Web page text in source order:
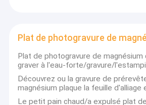
Plat de photogravure de
Plat de photogravure de magnésium
graver à l'eau-forte/gravure/
Découvrez ou la gravure de
magnésium plaque la feuille d'alliage
Le petit pain chaud/a expulsé plat